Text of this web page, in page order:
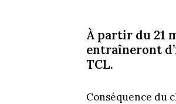
À partir du 21
entraîneront
TCL.
Conséquence du